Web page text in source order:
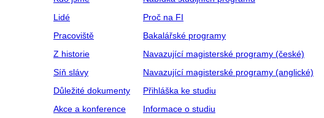
Lidé
Pracoviště
Z historie
Síň slávy
Důležité dokumenty
Akce a konference
Proč na FI
Bakalářské programy
Navazující magisterské programy (české)
Navazující magisterské programy (anglické)
Přihláška ke studiu
Informace o studiu